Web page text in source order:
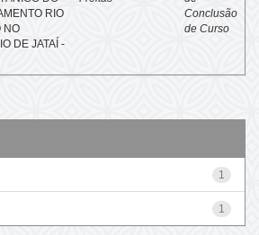
RIO
NO
DE JATAÍ -
Conclusão
de Curso
1
1